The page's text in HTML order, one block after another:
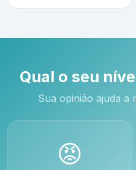
Qual o seu
Sua opinião ajuda a
😡